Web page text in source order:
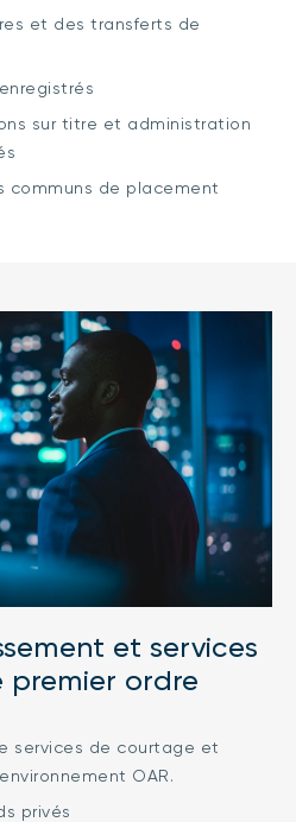
et des transferts de
sur titre et administration
communs de placement
et services
ordre
services de courtage et
OAR.
privés